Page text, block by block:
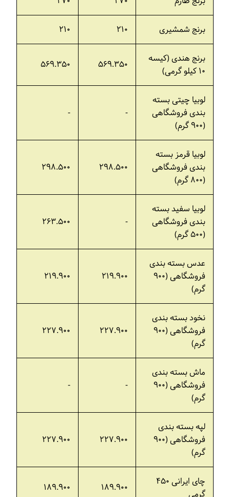
برنج شمشیری ۲۱۰ ۲۱۰
برنج هندی (کیسه
۱۰ کیلو گرمی)
۵۶۹.۳۵۰ ۵۶۹.۳۵۰
لوبیا چیتی بسته
بندی فروشگاهی
(۹۰۰ گرم)
-
-
لوبیا قرمز بسته
بندی فروشگاهی
(۸۰۰ گرم)
۲۹۸.۵۰۰ ۲۹۸.۵۰۰
لوبیا سفید بسته
بندی فروشگاهی
(۵۰۰ گرم)
- ۲۶۳.۵۰۰
عدس بسته بندی
فروشگاهی (۹۰۰
گرم)
۲۱۹.۹۰۰ ۲۱۹.۹۰۰
نخود بسته بندی
فروشگاهی (۹۰۰
گرم)
۲۲۷.۹۰۰ ۲۲۷.۹۰۰
ماش بسته بندی
فروشگاهی (۹۰۰
گرم)
-
-
لپه بسته بندی
فروشگاهی (۹۰۰
گرم)
۲۲۷.۹۰۰ ۲۲۷.۹۰۰
چای ایرانی ۴۵۰
گرمی
۱۸۹.۹۰۰ ۱۸۹.۹۰۰